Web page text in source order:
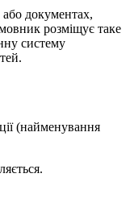
або документах,
розміщує таке
систему
(найменування